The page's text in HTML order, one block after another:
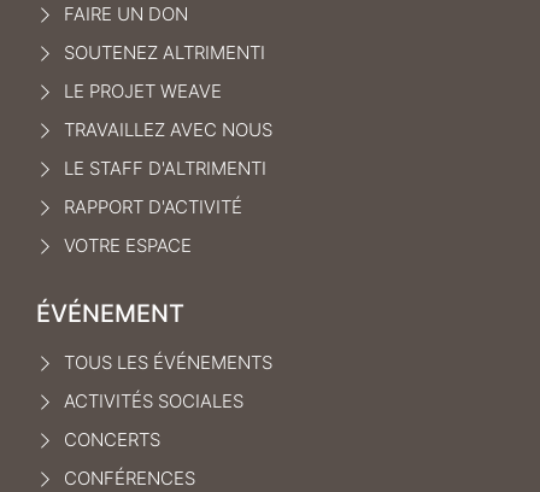
FAIRE UN DON
SOUTENEZ ALTRIMENTI
LE PROJET WEAVE
TRAVAILLEZ AVEC NOUS
LE STAFF D'ALTRIMENTI
RAPPORT D'ACTIVITÉ
VOTRE ESPACE
ÉVÉNEMENT
TOUS LES ÉVÉNEMENTS
ACTIVITÉS SOCIALES
CONCERTS
CONFÉRENCES